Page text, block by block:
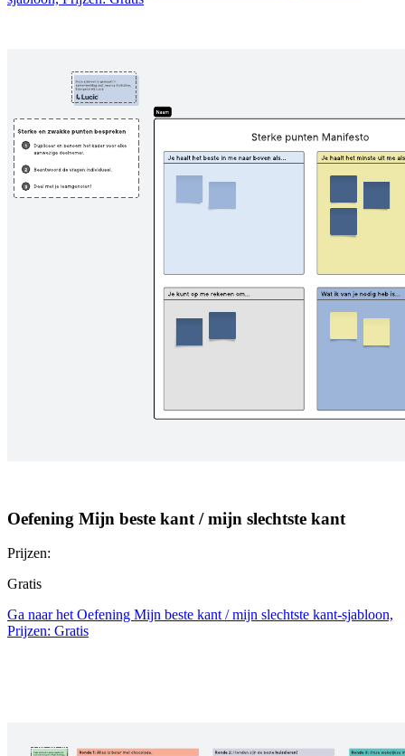
Oefening Mijn beste kant / mijn slechtste kant
Prijzen:
Gratis
Ga naar het Oefening Mijn beste kant / mijn slechtste kant-sjabloon,
Prijzen: Gratis